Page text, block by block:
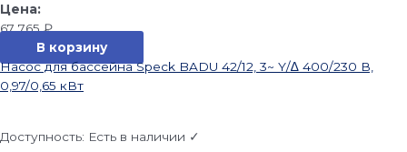
67 765₽
В корзину
Насос для бассейна Speck BADU 42/12, 3~ Y/∆ 400/230 В,
0,97/0,65 кВт
Доступность: Есть в наличии ✓